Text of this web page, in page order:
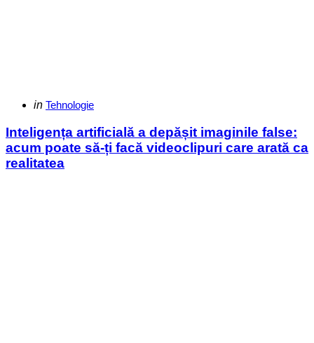
Categories
Posted
in Tehnologie
Inteligența artificială a depășit imaginile false:
acum poate să-ți facă videoclipuri care arată ca
realitatea